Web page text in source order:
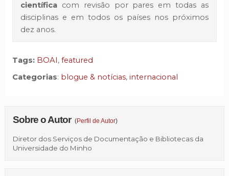
científicacom revisão por pares em todas as
disciplinas e em todos os países nos próximos
dez anos.
Tags: BOAI, featured
Categorias: blogue & notícias, internacional
Sobre o Autor (Perfil de Autor)
Diretor dos Serviços de Documentação e Bibliotecas da
Universidade do Minho